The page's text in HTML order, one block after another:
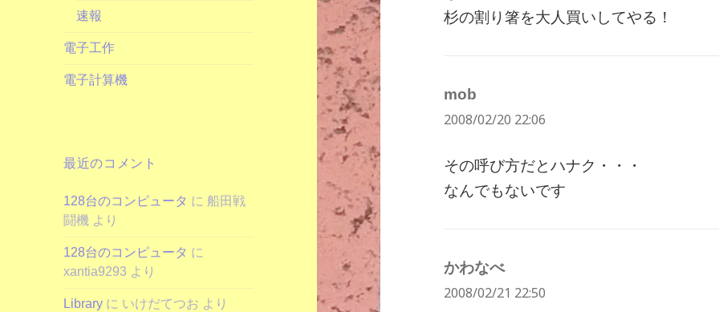
速報
電子工作
電子計算機
最近のコメント
128台のコンピュータ に船田戦
闘機 より
128台のコンピュータ に
xantia9293 より
Library に いけだてつお より
杉の割り箸を大人買いしてやる！
mob
り:
2008/02/20 22:06
その呼び方だとハナク・・・
なんでもないです
かわなべよ
り:
2008/02/21 22:50